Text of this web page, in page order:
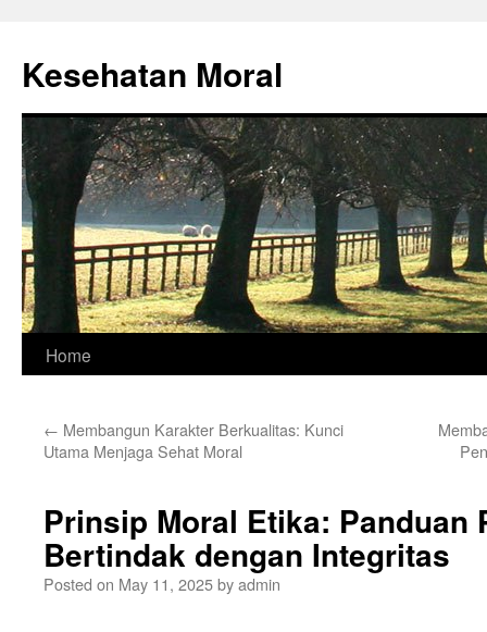
content
Kesehatan Moral
Home
← Membangun Karakter Berkualitas: Kunci
Utama Menjaga Sehat Moral
Prinsip Moral Etika: Panduan
Bertindak dengan Integritas
Posted on May 11, 2025byadmin